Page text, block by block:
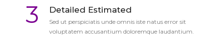
3 Detailed Estimated
Sed ut perspiciatis unde omnis iste natus error sit
voluptatem accusantium doloremque laudantium.